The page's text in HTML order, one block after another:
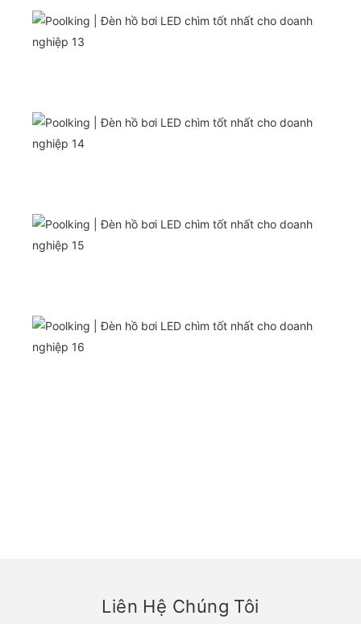
Liên Hệ Chúng Tôi